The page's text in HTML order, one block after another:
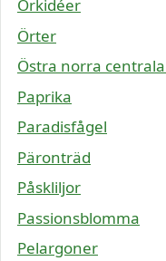
Orkidéer
Örter
Östra norra
Paprika
Paradisfågel
Päronträd
Påskliljor
Passionsblomma
Pelargoner